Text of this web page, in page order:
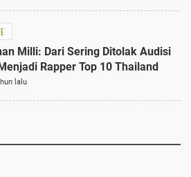
Milli: Dari Sering Ditolak Audisi
Rapper Top 10 Thailand
lalu